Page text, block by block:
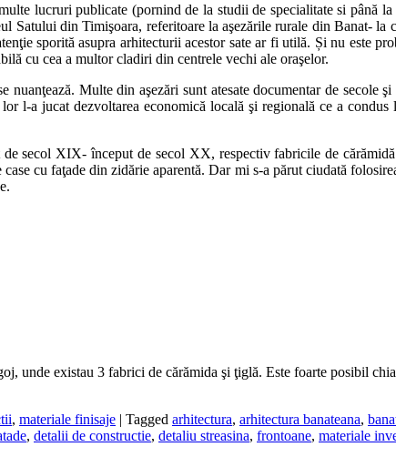
lucruri publicate (pornind de la studii de specialitate si până
Satului din Timişoara, referitoare la aşezările rurale din Banat-
sporită asupra arhitecturii acestor sate ar fi utilă. Și nu este
cu cea a multor cladiri din centrele vechi ale oraşelor.
nuanţează. Multe din aşezări sunt atesate documentar de
l-a jucat dezvoltarea economică locală şi regională ce a
secol XIX- început de secol XX, respectiv fabricile de
cu faţade din zidărie aparentă. Dar mi s-a părut ciudată
unde existau 3 fabrici de cărămida şi ţiglă. Este foarte posibil
, materiale finisaje | Tagged arhitectura, arhitectura banateana,
, detalii de constructie, detaliu streasina, frontoane, materiale